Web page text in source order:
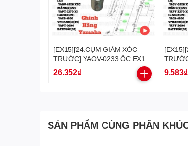
[EX15][24:CỤM GIẢM XÓC
TRƯỚC] YAOV-0233 ỐC EX15
(15-18) (33)-[Yamaha], EX155
[24:CỤM(33)], SIRIUS FI
26.352₫
PHỚT
(15)
9.583₫
SẢN PHẨM CÙNG PHÂN